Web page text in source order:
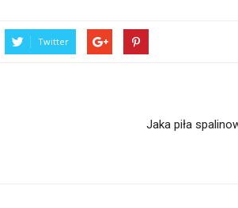
Twitter
Jaka piła